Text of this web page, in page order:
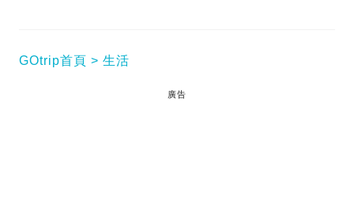
GOtrip首頁 生活
廣告